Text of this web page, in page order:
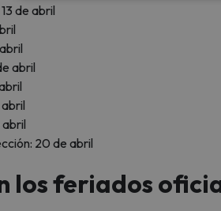
de abril
abril
abril
20 de abril
los feriados